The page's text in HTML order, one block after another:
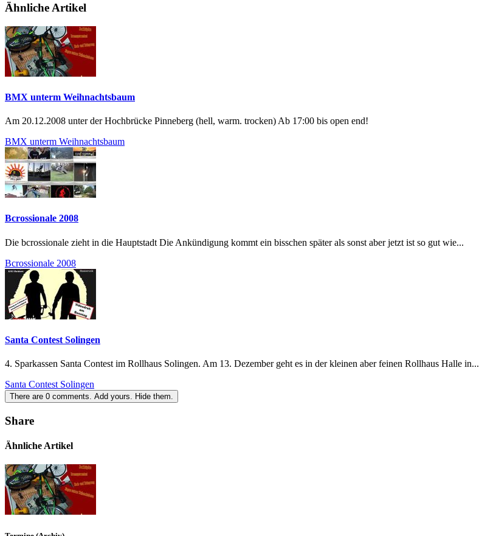
Ähnliche Artikel
BMX unterm Weihnachtsbaum
Am 20.12.2008 unter der Hochbrücke Pinneberg (hell, warm. trocken) Ab 17:00 bis open end!
BMX unterm Weihnachtsbaum
Bcrossionale 2008
Die bcrossionale zieht in die Hauptstadt Die Ankündigung kommt ein bisschen später als sonst aber jetzt ist so gut wie...
Bcrossionale 2008
Santa Contest Solingen
4. Sparkassen Santa Contest im Rollhaus Solingen. Am 13. Dezember geht es in der kleinen aber feinen Rollhaus Halle in...
Santa Contest Solingen
There are 0 comments. Add yours. Hide them.
Share
Ähnliche Artikel